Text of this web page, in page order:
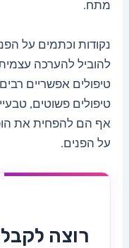
מתח.
נקודות וכתמים על
להוביל להערכה
טיפולים אפשריים רבים,
טיפולים פשוטים,
אף הם להפחית את
על הפנים.
רוצה לקבל